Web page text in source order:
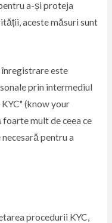
a-și proteja
aceste măsuri sunt
înregistrare este
prin intermediul
(know your
mult de ceea ce
pentru a
procedurii KYC,